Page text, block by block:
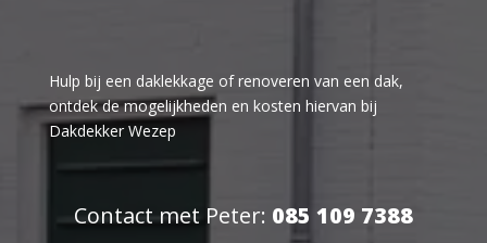
Hulp bij een daklekkage of renoveren van een dak,
ontdek de mogelijkheden en kosten hiervan bij
Dakdekker Wezep
Contact met Peter: 085 109 7388